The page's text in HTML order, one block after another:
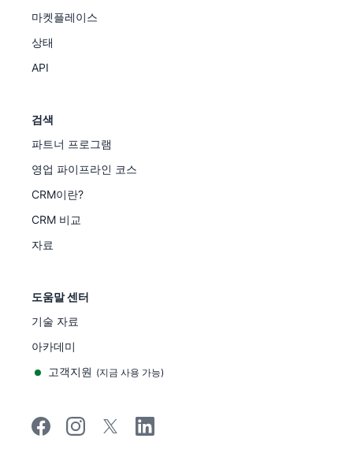
마켓플레이스
상태
API
검색
파트너 프로그램
영업 파이프라인 코스
CRM이란?
CRM 비교
자료
도움말 센터
기술 자료
아카데미
고객지원 (지금 사용 가능)